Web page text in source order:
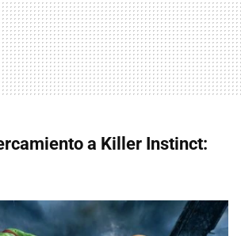
a Killer Instinct: